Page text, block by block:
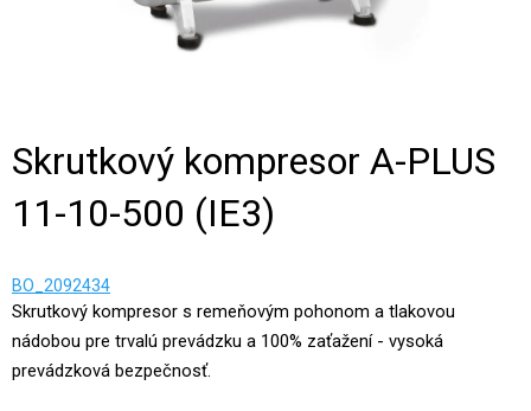
Skrutkový kompresor A-PLUS
11-10-500 (IE3)
BO_2092434
Skrutkový kompresor s remeňovým pohonom a tlakovou
nádobou pre trvalú prevádzku a 100% zaťažení - vysoká
prevádzková bezpečnosť.